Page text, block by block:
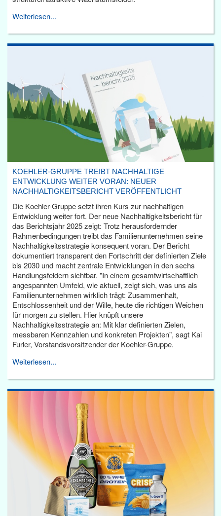
Weiterlesen...
KOEHLER-GRUPPE TREIBT NACHHALTIGE
ENTWICKLUNG WEITER VORAN: NEUER
NACHHALTIGKEITSBERICHT VERÖFFENTLICHT
Die Koehler-Gruppe setzt ihren Kurs zur nachhaltigen
Entwicklung weiter fort. Der neue Nachhaltigkeitsbericht für
das Berichtsjahr 2025 zeigt: Trotz herausfordernder
Rahmenbedingungen treibt das Familienunternehmen seine
Nachhaltigkeitsstrategie konsequent voran. Der Bericht
dokumentiert transparent den Fortschritt der definierten Ziele
bis 2030 und macht zentrale Entwicklungen in den sechs
Handlungsfeldern sichtbar. "In einem gesamtwirtschaftlich
angespannten Umfeld, wie aktuell, zeigt sich, was uns als
Familienunternehmen wirklich trägt: Zusammenhalt,
Entschlossenheit und der Wille, heute die richtigen Weichen
für morgen zu stellen. Hier knüpft unsere
Nachhaltigkeitsstrategie an: Mit klar definierten Zielen,
messbaren Kennzahlen und konkreten Projekten", sagt Kai
Furler, Vorstandsvorsitzender der Koehler-Gruppe.
Weiterlesen...